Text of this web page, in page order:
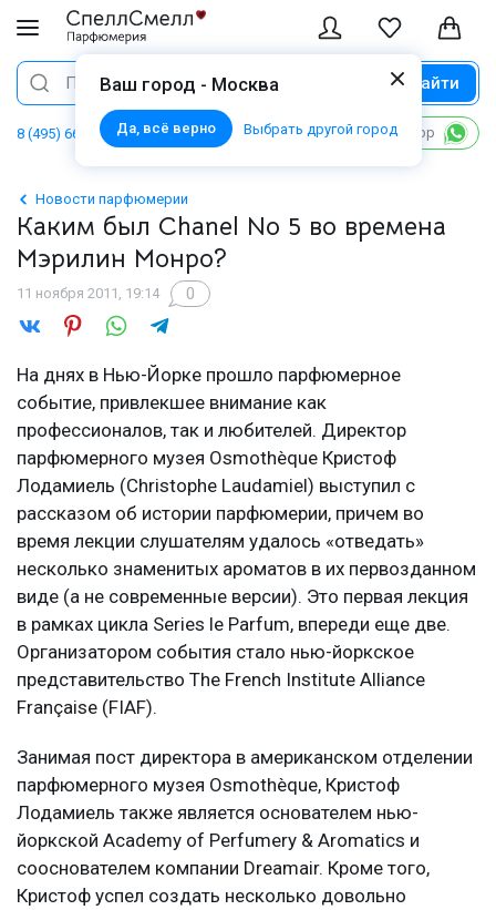
Ваш город - Москва
Да, всё верно Выбрать другой город
Поиск Найти
8 (495) 668 06 02 Написать в WhatsApp
Новости парфюмерии
Каким был Chanel No 5 во времена
Мэрилин Монро?
11 ноября 2011, 19:14 0
На днях в Нью-Йорке прошло парфюмерное
событие, привлекшее внимание как
профессионалов, так и любителей. Директор
парфюмерного музея Osmothèque Кристоф
Лодамиель (Christophe Laudamiel) выступил с
рассказом об истории парфюмерии, причем во
время лекции слушателям удалось «отведать»
несколько знаменитых ароматов в их первозданном
виде (а не современные версии). Это первая лекция
в рамках цикла Series le Parfum, впереди еще две.
Организатором события стало нью-йоркское
представительство The French Institute Alliance
Française (FIAF).
Занимая пост директора в американском отделении
парфюмерного музея Osmothèque, Кристоф
Лодамиель также является основателем нью-
йоркской Academy of Perfumery & Aromatics и
сооснователем компании Dreamair. Кроме того,
Кристоф успел создать несколько довольно